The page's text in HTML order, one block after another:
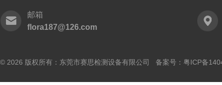
邮箱
flora187@126.com
© 2026 版权所有：东莞市赛思检测设备有限公司 备案号： 粤ICP备